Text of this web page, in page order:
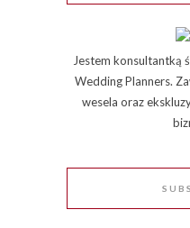
Jestem konsultantką
Wedding Planners.
wesela oraz